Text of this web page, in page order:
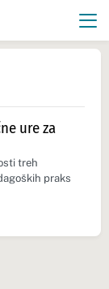
ure za
treh
praks